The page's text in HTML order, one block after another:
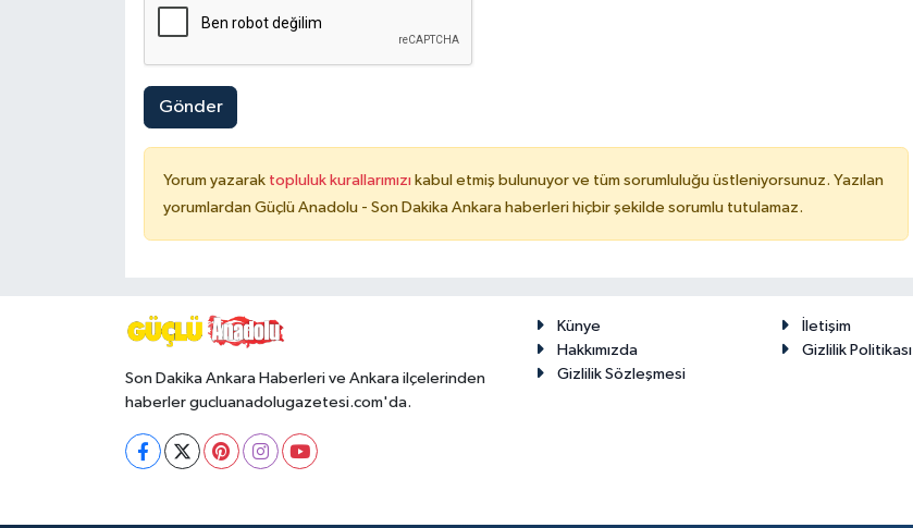
Gönder
Yorum yazarak topluluk kurallarımızı kabul etmiş bulunuyor ve tüm sorumluluğu üstleniyorsunuz. Yazılan
yorumlardan Güçlü Anadolu - Son Dakika Ankara haberleri hiçbir şekilde sorumlu tutulamaz.
Son Dakika Ankara Haberleri ve Ankara ilçelerinden
haberler gucluanadolugazetesi.com'da.
Künye
İletişim
Hakkımızda
Gizlilik Politikası
Gizlilik Sözleşmesi